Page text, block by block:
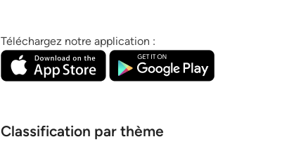
Téléchargez notre application :
Classification par thème